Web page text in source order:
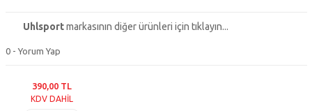
Uhlsportmarkasının diğer ürünleri için tıklayın...
0 - Yorum Yap
390,00 TL
KDV DAHİL